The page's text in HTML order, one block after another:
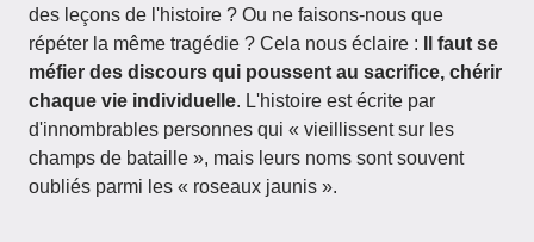
des leçons de l'histoire ? Ou ne faisons-nous que
répéter la même tragédie ? Cela nous éclaire :
Il faut se
méfier des discours qui poussent au sacrifice, chérir
chaque vie individuelle. L'histoire est écrite par
d'innombrables personnes qui « vieillissent sur les
champs de bataille », mais leurs noms sont souvent
oubliés parmi les « roseaux jaunis ».